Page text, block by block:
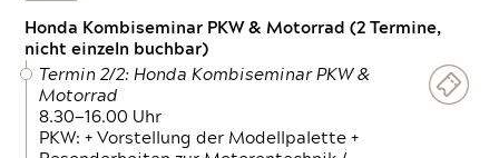
Honda Kombiseminar PKW & Motorrad (2 Termine,
nicht einzeln buchbar)
Termin 2/2: Honda Kombiseminar PKW &
Motorrad
8.30—16.00 Uhr
PKW: + Vorstellung der Modellpalette +